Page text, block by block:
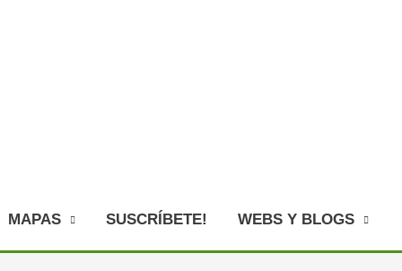
MAPAS SUSCRÍBETE! WEBS Y BLOGS